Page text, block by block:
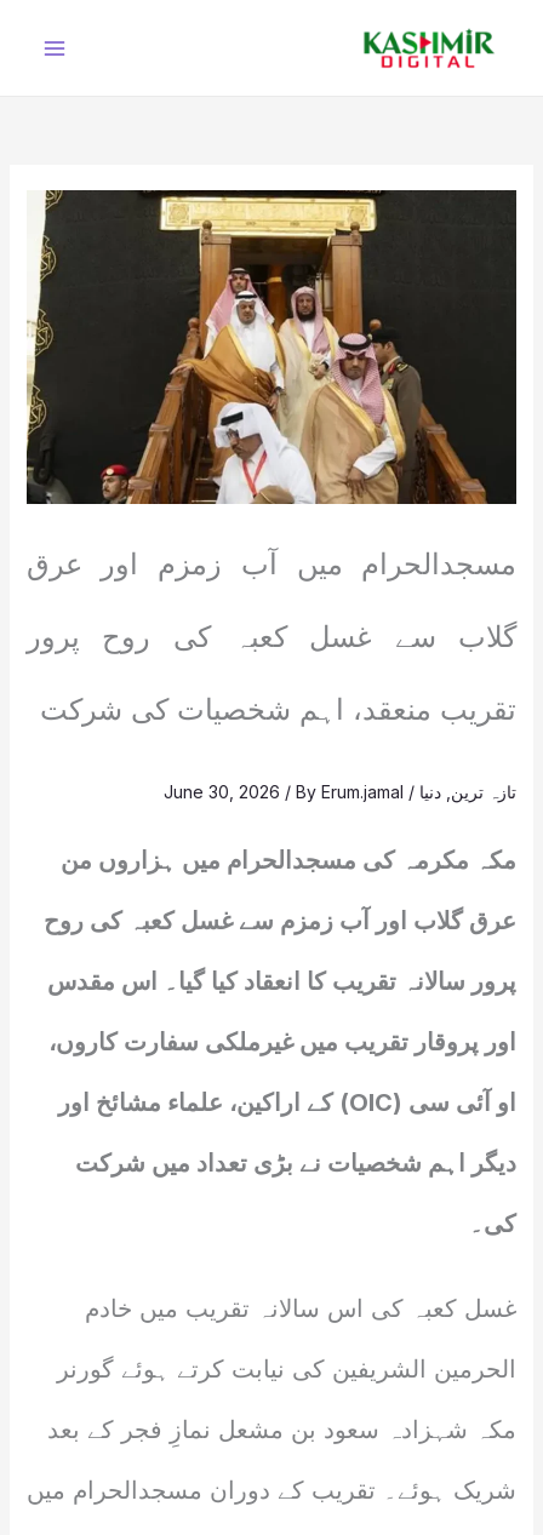
مسجدالحرام میں آب زمزم اور عرق
گلاب سے غسل کعبہ کی روح پرور
تقریب منعقد، اہم شخصیات کی شرکت
تازہ ترین دنیا /
June 30, 2026 / ByErum.jamal
مکہ مکرمہ کی مسجدالحرام میں ہزاروں من
عرق گلاب اور آب زمزم سے غسل کعبہ کی روح
پرور سالانہ تقریب کا انعقاد کیا گیا۔ اس مقدس
اور پروقار تقریب میں غیرملکی سفارت کاروں،
او آئی سی (OIC) کے اراکین، علماء مشائخ اور
دیگر اہم شخصیات نے بڑی تعداد میں شرکت
کی۔
غسل کعبہ کی اس سالانہ تقریب میں خادم
الحرمین الشریفین کی نیابت کرتے ہوئے گورنر
مکہ شہزادہ سعود بن مشعل نمازِ فجر کے بعد
شریک ہوئے۔ تقریب کے دوران مسجدالحرام میں